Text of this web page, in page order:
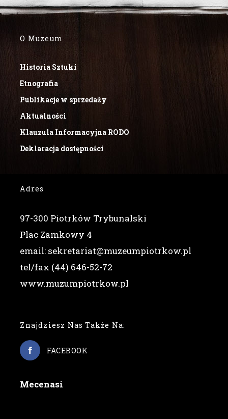
O Muzeum
Historia Sztuki
Etnografia
Publikacje w sprzedaży
Aktualności
Klauzula Informacyjna RODO
Deklaracja dostępności
Adres
97-300 Piotrków Trybunalski
Plac Zamkowy 4
email: sekretariat@muzeumpiotrkow.pl
tel/fax (44) 646-52-72
www.muzumpiotrkow.pl
Znajdziesz Nas Także Na:
FACEBOOK
Mecenasi